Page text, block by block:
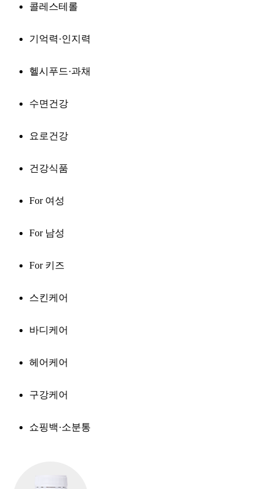
콜레스테롤
기억력·인지력
헬시푸드·과채
수면건강
요로건강
건강식품
For 여성
For 남성
For 키즈
스킨케어
바디케어
헤어케어
구강케어
쇼핑백·소분통